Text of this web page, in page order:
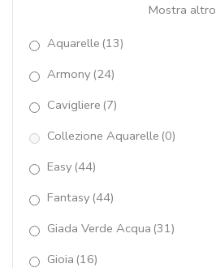
collane(394)
corallo rosa
corallo rosso
Mostra altro
Aquarelle (13)
Armony (24)
Cavigliere (7)
Collezione Aquarelle (0)
Easy (44)
Fantasy (44)
Giada Verde Acqua (31)
Gioia (16)